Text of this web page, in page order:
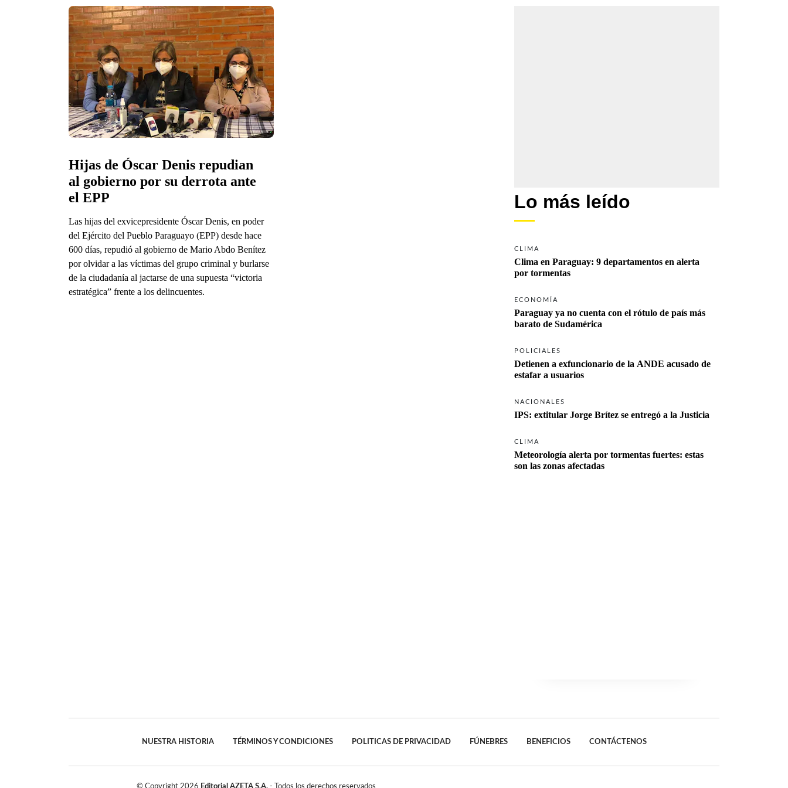
Hijas de Óscar Denis repudian
al gobierno por su derrota ante
el EPP
Las hijas del exvicepresidente Óscar Denis, en poder
del Ejército del Pueblo Paraguayo (EPP) desde hace
600 días, repudió al gobierno de Mario Abdo Benítez
por olvidar a las víctimas del grupo criminal y burlarse
de la ciudadanía al jactarse de una supuesta “victoria
estratégica” frente a los delincuentes.
Lo más leído
CLIMA
Clima en Paraguay: 9 departamentos en alerta
por tormentas
ECONOMÍA
Paraguay ya no cuenta con el rótulo de país más
barato de Sudamérica
POLICIALES
Detienen a exfuncionario de la ANDE acusado de
estafar a usuarios
NACIONALES
IPS: extitular Jorge Brítez se entregó a la Justicia
CLIMA
Meteorología alerta por tormentas fuertes: estas
son las zonas afectadas
NUESTRA HISTORIA TÉRMINOS Y CONDICIONES POLITICAS DE PRIVACIDAD FÚNEBRES BENEFICIOS CONTÁCTENOS
© Copyright 2026 Editorial AZETA S.A. - Todos los derechos reservados